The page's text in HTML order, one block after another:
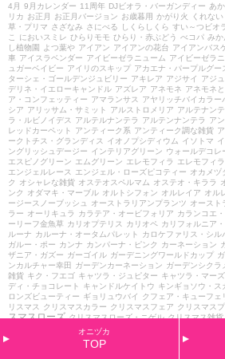
4月 9月カレンダー 11周年 DJビオラ・バーガンディー あ
リカ お正月 お正月バージョン お歳暮用 かがり火 くれない
草・プリマ さざなみ さにべる しくらしくら すい～つビオ
こ
においスミレ ひらりモモ ひらり・赤ぶどう べコパ みか
し植物園
よつ葉や アイアン アイアンの花台 アイアンバス
車 アイスラベンダー アイビーゼラニューム アイビーゼラ
ュガーベイビー アイリのスキップ アカエナ・パープルグー
ターシェ・ゴールデンジュビリー アキレア アジサイ アジ
デリネ・イエローキャンドル アズレア アネモネ アネモネ
ア・コンフェッティー アマランサス アヤリッチバイカラー
シア アリッサム・サミット アルストロメリア アルテナン
ラ・ルビノイデス
アルテルナンテラ アルテンナンテラ ア
レッドカーペット
アンティーク系 アンティーク調な雑貨
ークトチス・グランディス
イオノプシディウム イソトマ
ングリッシュデージー インテリアグリーン ウォールデコレ
エスピノグリーン エムグリーン エレモフィラ エレモフィ
エンジェルレース
エンジェル・ローズピコティー オカメヅ
ク
オシャレな雑貨 オステオスペルマム オステオ・キララ
ンク
オダマキ・マーブル オルトシフォン オルレイア オル
ージースノーブッシュ
オーストラリアンプランツ オースト
ラー オーリキュラ カラテア・オービフォリア カランコエ
ーリーフ金魚草 カリオプテリス カリオペ カリフォルニア
ルーナ カルーナ・オータムパレット カロケファリス・シル
ガルー・ポー カンナ カンパーナ・ピンク カーネーション
ザニア・ガズー ガーゴイル ガーデニングワールドカップ
ンカルチャー幸田
ガーデンカーネーション ガーデンシクラ
雑貨 キク・フエゴ キャツラ・ジュピター キャツラ・マーズ
ディ・チョコレート
キャンドルケイトウ キンギョソウ・ス
ロンズビューティー ギョリュウバイ クフェア・キューフェ
リスマス
クリスマスカラー クリスマスフェア クリスマス
スマスローズ クリスマスローズ・ニゲル クリスマス雑貨
クレマチス・カートマニージョー クレマチス・カートマ
ス・ペトレイ
クローバー グリーン グリーンアイス
グレビレア・ジュビリー ケネデ
オニヅカ
TOP